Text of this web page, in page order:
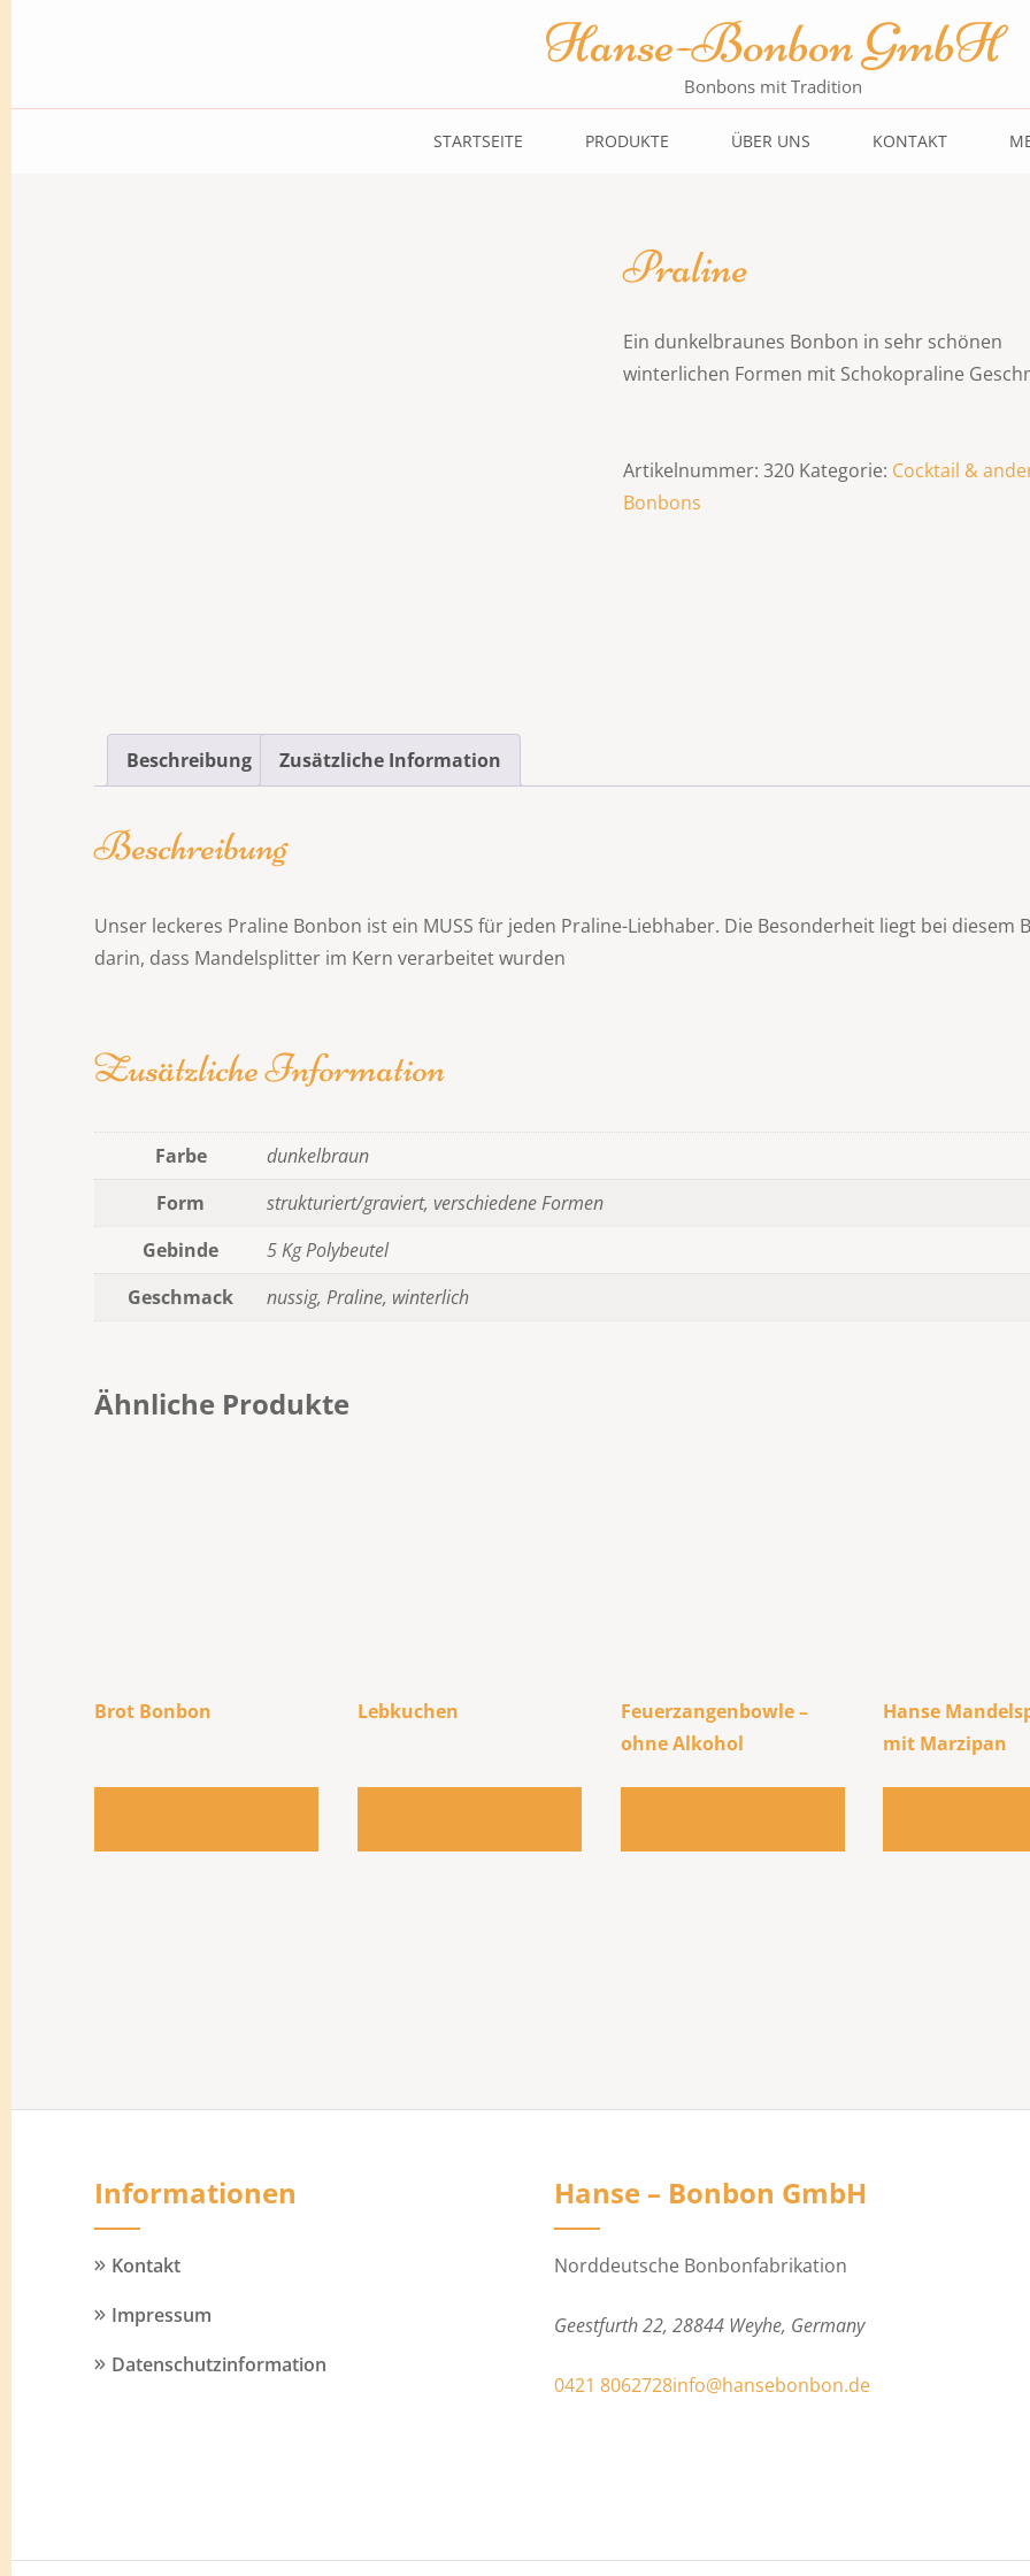
Hanse-Bonbon GmbH
Bonbons mit Tradition
STARTSEITE PRODUKTE ÜBER UNS KONTAKT
Praline
Ein dunkelbraunes Bonbon in sehr schönen
winterlichen Formen mit Schokopraline
Artikelnummer:320 Kategorie: Cocktail &
Bonbons
Beschreibung Zusätzliche Information
Beschreibung
Unser leckeres Praline Bonbon ist ein MUSS für jeden Praline-Liebhaber. Die Besonderheit liegt bei diesem
darin, dass Mandelsplitter im Kern verarbeitet wurden
Zusätzliche Information
Farbe
dunkelbraun
Form
strukturiert/graviert, verschiedene Formen
Gebinde
5 Kg Polybeutel
Geschmack
nussig, Praline, winterlich
Ähnliche Produkte
Brot Bonbon Lebkuchen
Feuerzangenbowle –
ohne Alkohol
Hanse
mit Marzipan
Informationen
Kontakt
Impressum
Datenschutzinformation
Hanse – Bonbon GmbH
Norddeutsche Bonbonfabrikation
Geestfurth 22, 28844 Weyhe, Germany
0421 8062728info@hansebonbon.de